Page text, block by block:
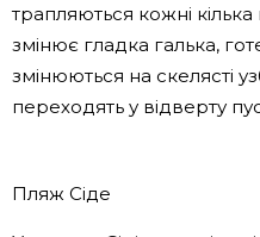
трапляються кожні
змінює гладка галька,
змінюються на скелясті
переходять у відверту
Пляж Сіде